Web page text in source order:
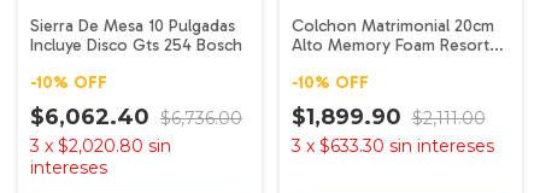
Sierra De Mesa 10 Pulgadas
Incluye Disco Gts 254 Bosch
-10% OFF
$6,062.40 $6,736.00
3 x $2,020.80 sin
intereses
Colchon Matrimonial 20cm
Alto Memory Foam Resorte
-10% OFF
$1,899.90 $2,111.00
3 x $633.30 sin intereses